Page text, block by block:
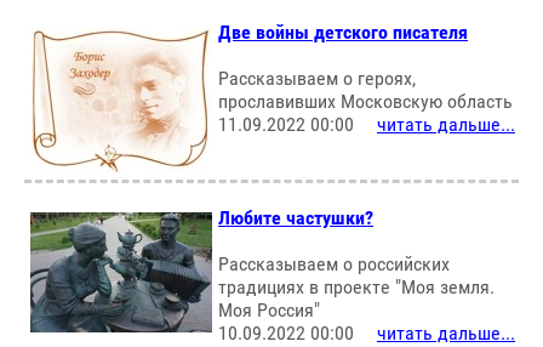
Две войны детского писателя
Рассказываем о героях,
прославивших Московскую область
11.09.2022 00:00
читать дальше...
Любите частушки?
Рассказываем о российских
традициях в проекте "Моя земля.
Моя Россия"
10.09.2022 00:00
читать дальше...